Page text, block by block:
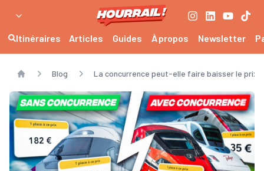
Itinéraires Articles Guides À propos Newsletter
Home
Blog La concurrence peut-elle faire baisser le prix